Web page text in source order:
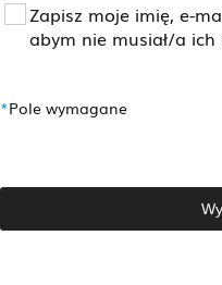
Zapisz moje imię, e-
abym nie musiał/a
*Pole wymagane